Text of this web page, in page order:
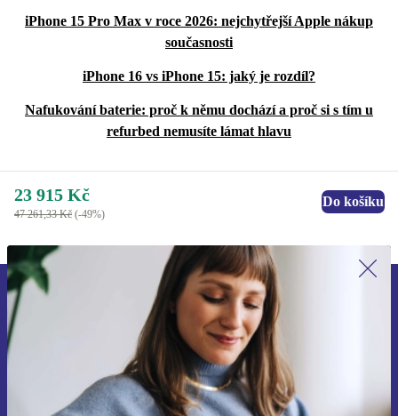
Tento neuvěřitelný, kompletně renovovaný iPhone 15
Pro Max má další úroveň USB-C konektoru, který
podporuje rychlost USB 3 až 20x rychlejší přenosy.
S tímto úžasným renovovaným iPhonem 15 Pro Max
můžeš natáčet v ProRes 4K při 60 snímcích za sekundu,
zlepšením postprodukčního pracovního postupu.
konfiguracích:
iPhone 15 Pro Max v roce 2026: nejchytřejší Apple nákup
současnosti
iPhone 16 vs iPhone 15: jaký je rozdíl?
Nafukování baterie: proč k němu dochází a proč si s tím u
refurbed nemusíte lámat hlavu
23 915 Kč
47 261,33 Kč (-49%)
Do košíku
Přihlas se k odběru našich novinek a
ušetři 400 Kč!
Už nikdy nepromeškej žádnou nabídku.